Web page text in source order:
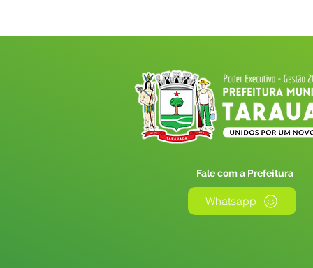
Fale com a Prefeitura
Whatsapp